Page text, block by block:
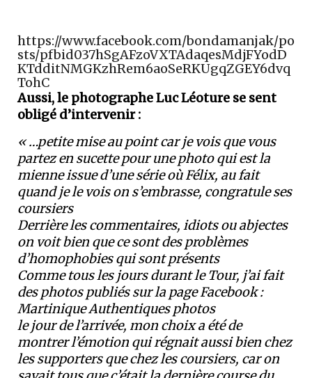
https://www.facebook.com/bondamanjak/po
sts/pfbid037hSgAFzoVXTAdaqesMdjFYodD
KTdditNMGKzhRem6aoSeRKUgqZGEY6dvq
TohC
Aussi, le photographe Luc Léoture se sent
obligé d’intervenir :
« …petite mise au point car je vois que vous
partez en sucette pour une photo qui est la
mienne issue d’une série où Félix, au fait
quand je le vois on s’embrasse, congratule ses
coursiers
Derrière les commentaires, idiots ou abjectes
on voit bien que ce sont des problèmes
d’homophobies qui sont présents
Comme tous les jours durant le Tour, j’ai fait
des photos publiés sur la page Facebook :
Martinique Authentiques photos
le jour de l’arrivée, mon choix a été de
montrer l’émotion qui régnait aussi bien chez
les supporters que chez les coursiers, car on